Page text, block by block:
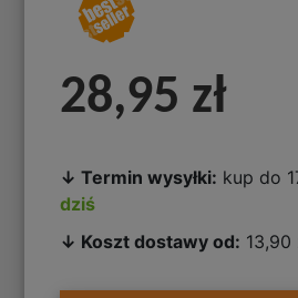
28,95 zł
↓ Termin wysyłki: kup do
dziś
↓ Koszt dostawy od: 13,90